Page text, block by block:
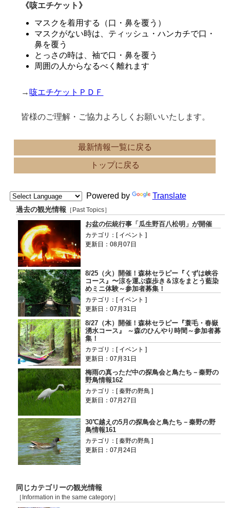
《咳エチケット》
マスクを着用する（口・鼻を覆う）
マスクがない時は、ティッシュ・ハンカチで口・
鼻を覆う
とっさの時は、袖で口・鼻を覆う
周囲の人からなるべく離れます
→ 咳エチケットＰＤＦ
皆様のご理解・ご協力よろしくお願いいたします。
最新情報一覧に戻る
トップに戻る
Powered by Translate
過去の観光情報 ［Past Topics］
お盆の伝統行事「瓜生野百八松明」が開催
カテゴリ：[ イベント ]
更新日：08月07日
8/25（火）開催！森林セラピー『くずは峡谷
コース』〜涼を運ぶ森歩き＆涼をまとう藍染
めミニ体験～参加者募集！
カテゴリ：[ イベント ]
更新日：07月31日
8/27（木）開催！森林セラピー『蓑毛・春嶽
湧水コース』 ～森のひんやり時間～参加者募
集！
カテゴリ：[ イベント ]
更新日：07月31日
梅雨の真っただ中の探鳥会と鳥たち－秦野の
野鳥情報162
カテゴリ：[ 秦野の野鳥 ]
更新日：07月27日
30℃越えの5月の探鳥会と鳥たち－秦野の野
鳥情報161
カテゴリ：[ 秦野の野鳥 ]
更新日：07月24日
同じカテゴリーの観光情報
［Information in the same category］